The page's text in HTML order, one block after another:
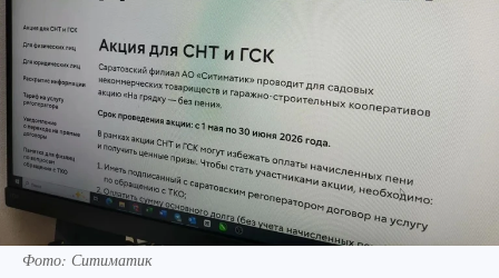
Фото: Ситиматик